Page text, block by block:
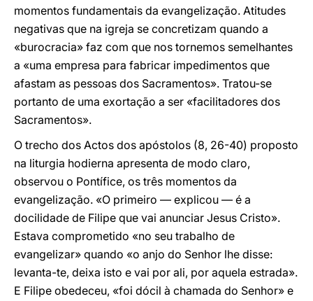
momentos fundamentais da evangelização. Atitudes
negativas que na igreja se concretizam quando a
«burocracia» faz com que nos tornemos semelhantes
a «uma empresa para fabricar impedimentos que
afastam as pessoas dos Sacramentos». Tratou-se
portanto de uma exortação a ser «facilitadores dos
Sacramentos».
O trecho dos Actos dos apóstolos (8, 26-40) proposto
na liturgia hodierna apresenta de modo claro,
observou o Pontífice, os três momentos da
evangelização. «O primeiro — explicou — é a
docilidade de Filipe que vai anunciar Jesus Cristo».
Estava comprometido «no seu trabalho de
evangelizar» quando «o anjo do Senhor lhe disse:
levanta-te, deixa isto e vai por ali, por aquela estrada».
E Filipe obedeceu, «foi dócil à chamada do Senhor» e